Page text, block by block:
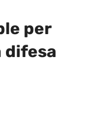
per
difesa